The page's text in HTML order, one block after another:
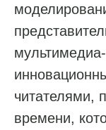
читателями,
времени,